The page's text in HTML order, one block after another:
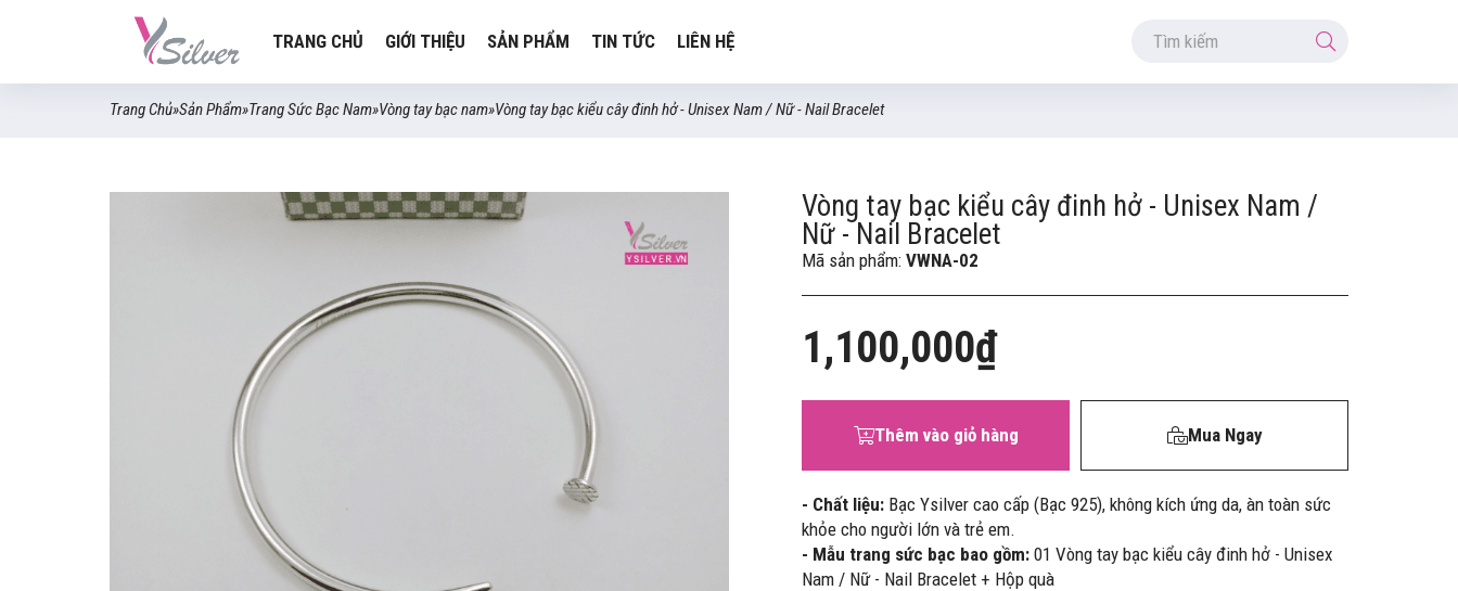
TRANG CHỦ GIỚI THIỆU SẢN PHẨM TIN TỨC LIÊN HỆ
Trang Chủ»Sản Phẩm»Trang Sức Bạc Nam»Vòng tay bạc nam»Vòng tay bạc kiểu cây đinh hở - Unisex Nam / Nữ - Nail Bracelet
Vòng tay bạc kiểu cây đinh hở - Unisex Nam /
Nữ - Nail Bracelet
Mã sản phẩm:VWNA-02
1,100,000₫
Thêm vào giỏ hàng Mua Ngay
- Chất liệu: Bạc Ysilver cao cấp (Bạc 925), không kích ứng da, àn toàn sức
khỏe cho người lớn và trẻ em.
- Mẫu trang sức bạc bao gồm: 01 Vòng tay bạc kiểu cây đinh hở - Unisex
Nam / Nữ - Nail Bracelet + Hộp quà